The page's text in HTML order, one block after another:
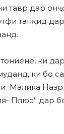
тавр дар
танқид
ки
ки бо
Малика
Плюс” дар